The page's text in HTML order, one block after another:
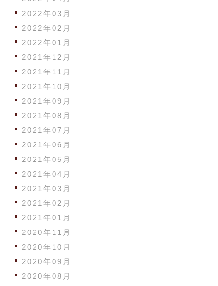
2022年03月
2022年02月
2022年01月
2021年12月
2021年11月
2021年10月
2021年09月
2021年08月
2021年07月
2021年06月
2021年05月
2021年04月
2021年03月
2021年02月
2021年01月
2020年11月
2020年10月
2020年09月
2020年08月